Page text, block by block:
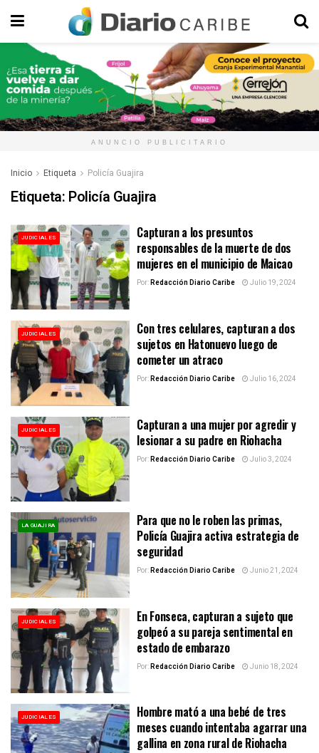
ANUNCIO PUBLICITARIO
Inicio Etiqueta Policía Guajira
Etiqueta: Policía Guajira
JUDICIALES
Capturan a los presuntos
responsables de la muerte de dos
mujeres en el municipio de Maicao
Por:Redacción Diario Caribe Julio 19, 2024
JUDICIALES
Con tres celulares, capturan a dos
sujetos en Hatonuevo luego de
cometer un atraco
Por:Redacción Diario Caribe Julio 16, 2024
JUDICIALES
Capturan a una mujer por agredir y
lesionar a su padre en Riohacha
Por:Redacción Diario Caribe Julio 3, 2024
LA GUAJIRA
Para que no le roben las primas,
Policía Guajira activa estrategia de
seguridad
Por:Redacción Diario Caribe Junio 21, 2024
JUDICIALES
En Fonseca, capturan a sujeto que
golpeó a su pareja sentimental en
estado de embarazo
Por:Redacción Diario Caribe Junio 18, 2024
JUDICIALES
Hombre mató a una bebé de tres
meses cuando intentaba agarrar una
gallina en zona rural de Riohacha